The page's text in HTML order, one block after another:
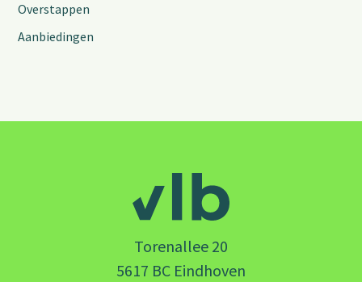
Overstappen
Aanbiedingen
Torenallee 20
5617 BC Eindhoven